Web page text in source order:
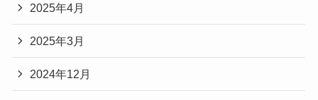
2025年4月
2025年3月
2024年12月